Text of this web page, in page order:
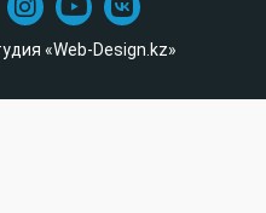
«Web-Design.kz»